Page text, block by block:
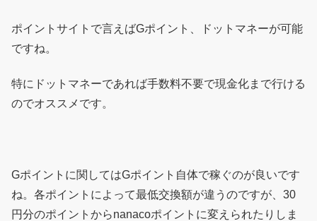
ポイントサイトで言えばGポイント、ドットマネーが可能
ですね。
特にドットマネーであれば手数料不要で現金化まで行ける
のでオススメです。
Gポイントに関してはGポイント自体で稼ぐのが良いです
ね。各ポイントによって最低交換額が違うのですが、30
円分のポイントからnanacoポイントに変えられたりしま